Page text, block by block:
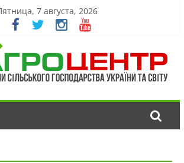
7 августа, 2026